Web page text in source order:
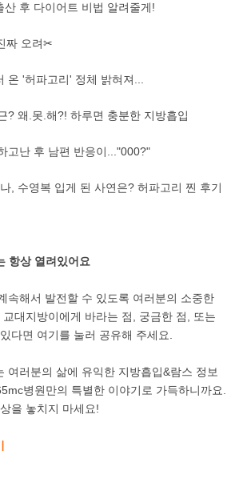
산 후 다이어트 비법 알려줄게!
짜 오려✂
온 '허파고리' 정체 밝혀져...
? 왜.못.해?! 하루면 충분한 지방흡입
고난 후 남편 반응이..."000?"
, 수영복 입게 된 사연은? 허파고리 찐 후기
항상 열려있어요
속해서 발전할 수 있도록 여러분의 소중한
대지방이에게 바라는 점, 궁금한 점, 또는
다면 여기를 눌러 공유해 주세요.
여러분의 삶에 유익한 지방흡입&람스 정보
병원만의 특별한 이야기로 가득하니까요.
을 놓치지 마세요!